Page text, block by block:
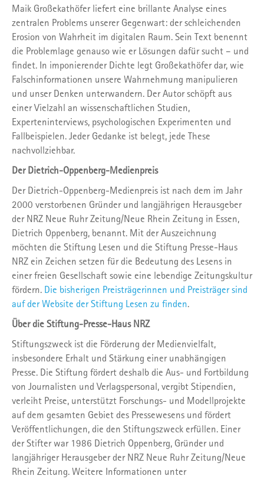
Maik Großekathöfer liefert eine brillante Analyse eines
zentralen Problems unserer Gegenwart: der schleichenden
Erosion von Wahrheit im digitalen Raum. Sein Text benennt
die Problemlage genauso wie er Lösungen dafür sucht – und
findet. In imponierender Dichte legt Großekathöfer dar, wie
Falschinformationen unsere Wahrnehmung manipulieren
und unser Denken unterwandern. Der Autor schöpft aus
einer Vielzahl an wissenschaftlichen Studien,
Experteninterviews, psychologischen Experimenten und
Fallbeispielen. Jeder Gedanke ist belegt, jede These
nachvollziehbar.
Der Dietrich-Oppenberg-Medienpreis
Der Dietrich-Oppenberg-Medienpreis ist nach dem im Jahr
2000 verstorbenen Gründer und langjährigen Herausgeber
der NRZ Neue Ruhr Zeitung/Neue Rhein Zeitung in Essen,
Dietrich Oppenberg, benannt. Mit der Auszeichnung
möchten die Stiftung Lesen und die Stiftung Presse-Haus
NRZ ein Zeichen setzen für die Bedeutung des Lesens in
einer freien Gesellschaft sowie eine lebendige Zeitungskultur
fördern. Die bisherigen Preisträgerinnen und Preisträger sind
auf der Website der Stiftung Lesen zu finden.
Über die Stiftung-Presse-Haus NRZ
Stiftungszweck ist die Förderung der Medienvielfalt,
insbesondere Erhalt und Stärkung einer unabhängigen
Presse. Die Stiftung fördert deshalb die Aus- und Fortbildung
von Journalisten und Verlagspersonal, vergibt Stipendien,
verleiht Preise, unterstützt Forschungs- und Modellprojekte
auf dem gesamten Gebiet des Pressewesens und fördert
Veröffentlichungen, die den Stiftungszweck erfüllen. Einer
der Stifter war 1986 Dietrich Oppenberg, Gründer und
langjähriger Herausgeber der NRZ Neue Ruhr Zeitung/Neue
Rhein Zeitung. Weitere Informationen unter